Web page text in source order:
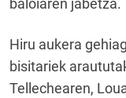
baloiaren jabetza.
Hiru aukera
bisitariek
Tellechearen,